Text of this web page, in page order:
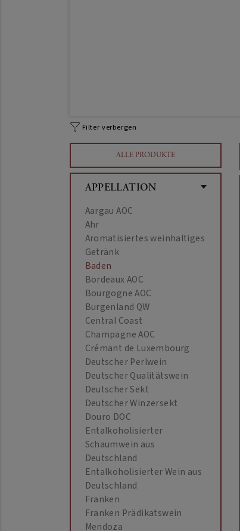
Filter verbergen
ALLE PRODUKTE
APPELLATION
Aargau AOC
Ahr
Aromatisiertes weinhaltiges
Getränk
Baden
Bordeaux AOC
Bourgogne AOC
Burgenland QW
Central Coast
Champagne AOC
Crémant de Luxembourg
Deutscher Perlwein
Deutscher Qualitätswein
Deutscher Sekt
Deutscher Winzersekt
Douro DOC
Entalkoholisierter
Schaumwein aus
Deutschland
Entalkoholisierter Wein aus
Deutschland
Franken
Franken Prädikatswein
Mendoza